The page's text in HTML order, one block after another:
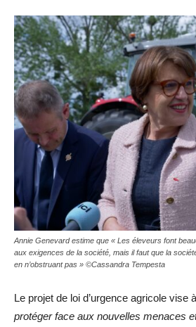
Annie Genevard estime que « Les éleveurs font
aux exigences de la société, mais il faut que la
en n’obstruant pas » ©Cassandra Tempesta
Le projet de loi d’urgence agricole vise à
protéger face aux nouvelles menaces